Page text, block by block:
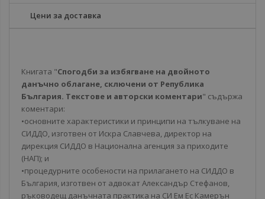
Цени за доставка
Книгата "Спогодби за избягване на двойното
данъчно облагане, сключени от Република
България. Текстове и авторски коментари" съдържа
коментари:
•основните характеристики и принципи на тълкуване на
СИДДО, изготвен от Искра Славчева, директор на
дирекция СИДДО в Национална агенция за приходите
(НАП); и
•процедурните особености на прилагането на СИДДО в
България, изготвен от адвокат Александър Стефанов,
ръководещ данъчната практика на СИ Ем Ес Камерън